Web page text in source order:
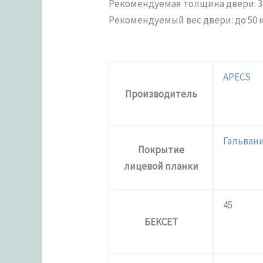
Рекомендуемая толщина двери:
Рекомендуемый вес двери: до 50
Производитель
APECS
Покрытие
лицевой планки
БЕКСЕТ
45